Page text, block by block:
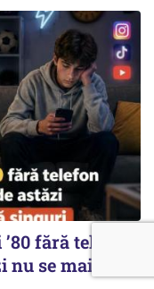
fără telefon
nu se mai